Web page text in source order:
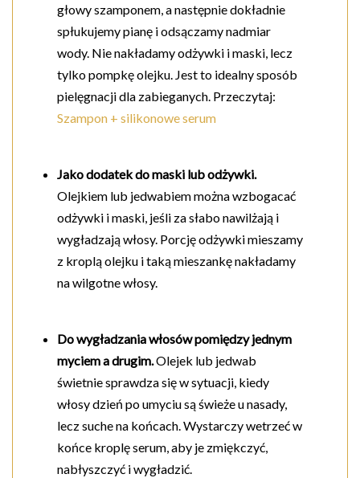
głowy szamponem, a następnie dokładnie
spłukujemy pianę i odsączamy nadmiar
wody. Nie nakładamy odżywki i maski, lecz
tylko pompkę olejku. Jest to idealny sposób
pielęgnacji dla zabieganych. Przeczytaj:
Szampon + silikonowe serum
Jako dodatek do maski lub odżywki.
Olejkiem lub jedwabiem można wzbogacać
odżywki i maski, jeśli za słabo nawilżają i
wygładzają włosy. Porcję odżywki mieszamy
z kroplą olejku i taką mieszankę nakładamy
na wilgotne włosy.
Do wygładzania włosów pomiędzy jednym
myciem a drugim.Olejek lub jedwab
świetnie sprawdza się w sytuacji, kiedy
włosy dzień po umyciu są świeże u nasady,
lecz suche na końcach. Wystarczy wetrzeć w
końce kroplę serum, aby je zmiękczyć,
nabłyszczyć i wygładzić.